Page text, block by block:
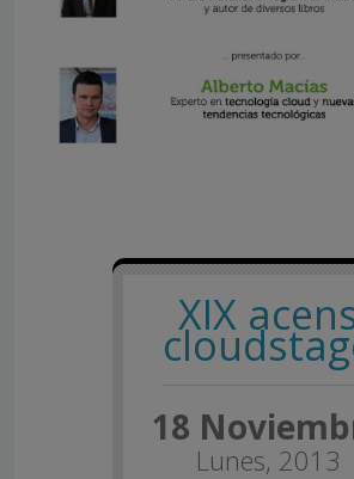
XIX
18
Lunes, 2013